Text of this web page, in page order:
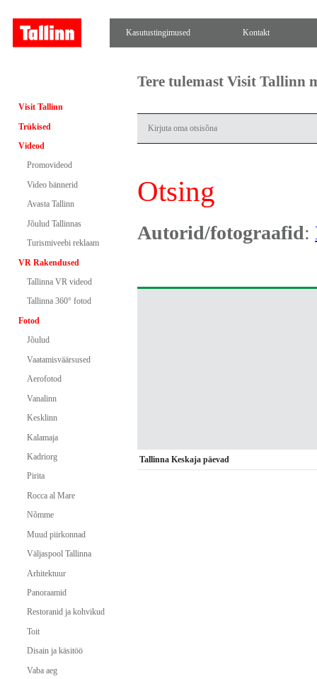
Kasutustingimused Kontakt
Visit Tallinn
Trükised
Videod
Promovideod
Video bännerid
Avasta Tallinn
Jõulud Tallinnas
Turismiveebi reklaam
VR Rakendused
Tallinna VR videod
Tallinna 360° fotod
Fotod
Jõulud
Vaatamisväärsused
Aerofotod
Vanalinn
Kesklinn
Kalamaja
Kadriorg
Pirita
Rocca al Mare
Nõmme
Muud piirkonnad
Väljaspool Tallinna
Arhitektuur
Panoraamid
Restoranid ja kohvikud
Toit
Disain ja käsitöö
Vaba aeg
Tere tulemast Visit Tallinn
Otsing
Autorid/fotograafid:
Tallinna Keskaja päevad